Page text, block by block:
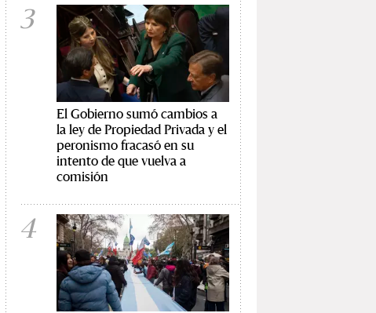
3
El Gobierno sumó cambios a
la ley de Propiedad Privada y el
peronismo fracasó en su
intento de que vuelva a
comisión
4